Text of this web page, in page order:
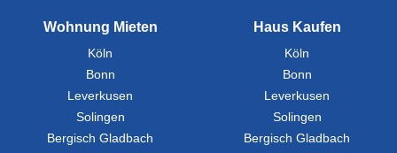
Wohnung Mieten
Köln
Bonn
Leverkusen
Solingen
Bergisch Gladbach
Haus Kaufen
Köln
Bonn
Leverkusen
Solingen
Bergisch Gladbach